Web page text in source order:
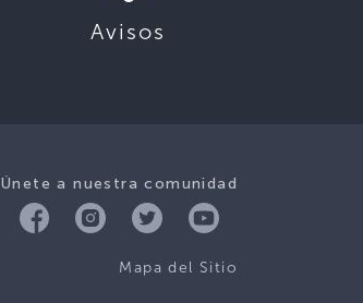
Avisos
Únete a nuestra comunidad
Mapa del Sitio